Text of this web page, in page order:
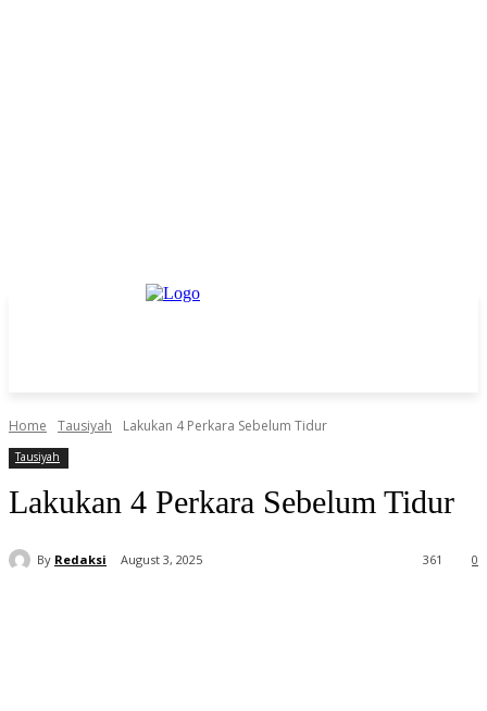
Home Tausiyah Lakukan 4 Perkara Sebelum Tidur
Tausiyah
Lakukan 4 Perkara Sebelum Tidur
By Redaksi August 3, 2025 0
361